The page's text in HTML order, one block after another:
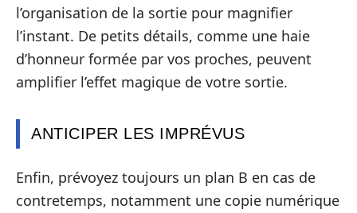
l’organisation de la sortie pour magnifier
l’instant. De petits détails, comme une haie
d’honneur formée par vos proches, peuvent
amplifier l’effet magique de votre sortie.
ANTICIPER LES IMPRÉVUS
Enfin, prévoyez toujours un plan B en cas de
contretemps, notamment une copie numérique